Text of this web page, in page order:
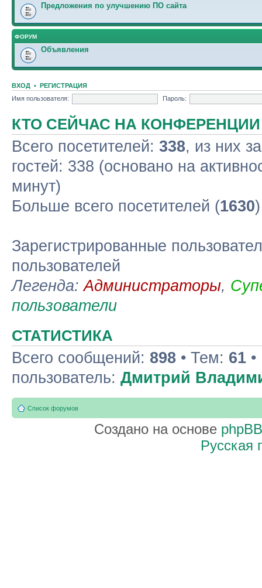
Предложения по улучшению ПО сайта
ФОРУМ
Объявления
ВХОД • РЕГИСТРАЦИЯ
Имя пользователя:
Пароль:
КТО СЕЙЧАС НА КОНФЕРЕНЦИИ
Всего посетителей: 338, из них
гостей: 338 (основано на
минут)
Больше всего посетителей (1630
Зарегистрированные
пользователей
Легенда:Администраторы,
пользователи
СТАТИСТИКА
Всего сообщений: 898 • Тем: 61
пользователь: Дмитрий
Список форумов
Создано на основе phpBB
Русская